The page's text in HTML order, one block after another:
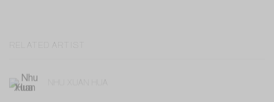
RELATED ARTIST
NHU XUAN HUA